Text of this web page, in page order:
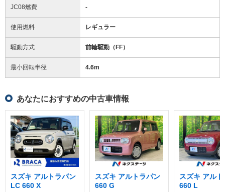
JC08燃費 -
使用燃料 レギュラー
駆動方式 前輪駆動（FF）
最小回転半径 4.6m
あなたにおすすめの中古車情報
スズキ アルトラパン
LC 660 X
スズキ アルトラパン
660 G
スズキ アル
660 L